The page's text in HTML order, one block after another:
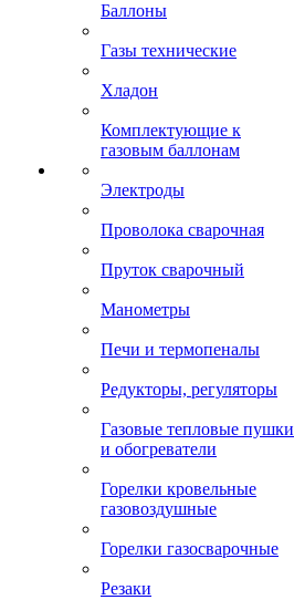
Баллоны
Газы технические
Хладон
Комплектующие к
газовым баллонам
Электроды
Проволока сварочная
Пруток сварочный
Манометры
Печи и термопеналы
Редукторы, регуляторы
Газовые тепловые пушки
и обогреватели
Горелки кровельные
газовоздушные
Горелки газосварочные
Резаки